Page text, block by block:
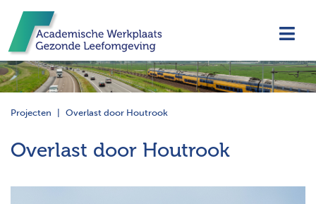
Projecten Overlast door Houtrook
Overlast door Houtrook